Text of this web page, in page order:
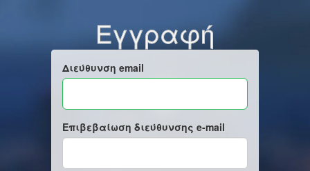
Εγγραφή
Διεύθυνση email
Επιβεβαίωση διεύθυνσης e-mail